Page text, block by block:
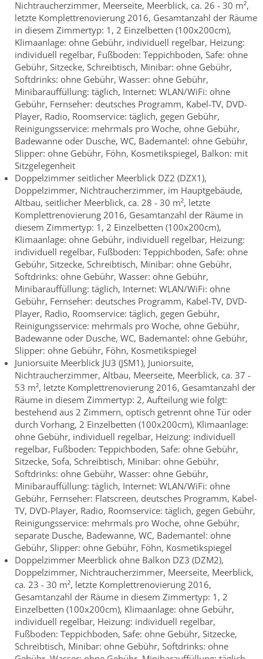
Nichtraucherzimmer, Meerseite, Meerblick, ca. 26 - 30 m²,
letzte Komplettrenovierung 2016, Gesamtanzahl der Räume
in diesem Zimmertyp: 1, 2 Einzelbetten (100x200cm),
Klimaanlage: ohne Gebühr, individuell regelbar, Heizung:
individuell regelbar, Fußboden: Teppichboden, Safe: ohne
Gebühr, Sitzecke, Schreibtisch, Minibar: ohne Gebühr,
Softdrinks: ohne Gebühr, Wasser: ohne Gebühr,
Minibarauffüllung: täglich, Internet: WLAN/WiFi: ohne
Gebühr, Fernseher: deutsches Programm, Kabel-TV, DVD-
Player, Radio, Roomservice: täglich, gegen Gebühr,
Reinigungsservice: mehrmals pro Woche, ohne Gebühr,
Badewanne oder Dusche, WC, Bademantel: ohne Gebühr,
Slipper: ohne Gebühr, Föhn, Kosmetikspiegel, Balkon: mit
Sitzgelegenheit
Doppelzimmer seitlicher Meerblick DZ2 (DZX1),
Doppelzimmer, Nichtraucherzimmer, im Hauptgebäude,
Altbau, seitlicher Meerblick, ca. 28 - 30 m², letzte
Komplettrenovierung 2016, Gesamtanzahl der Räume in
diesem Zimmertyp: 1, 2 Einzelbetten (100x200cm),
Klimaanlage: ohne Gebühr, individuell regelbar, Heizung:
individuell regelbar, Fußboden: Teppichboden, Safe: ohne
Gebühr, Sitzecke, Schreibtisch, Minibar: ohne Gebühr,
Softdrinks: ohne Gebühr, Wasser: ohne Gebühr,
Minibarauffüllung: täglich, Internet: WLAN/WiFi: ohne
Gebühr, Fernseher: deutsches Programm, Kabel-TV, DVD-
Player, Radio, Roomservice: täglich, gegen Gebühr,
Reinigungsservice: mehrmals pro Woche, ohne Gebühr,
Badewanne oder Dusche, WC, Bademantel: ohne Gebühr,
Slipper: ohne Gebühr, Föhn, Kosmetikspiegel
Juniorsuite Meerblick JU3 (JSM1), Juniorsuite,
Nichtraucherzimmer, Altbau, Meerseite, Meerblick, ca. 37 -
53 m², letzte Komplettrenovierung 2016, Gesamtanzahl der
Räume in diesem Zimmertyp: 2, Aufteilung wie folgt:
bestehend aus 2 Zimmern, optisch getrennt ohne Tür oder
durch Vorhang, 2 Einzelbetten (100x200cm), Klimaanlage:
ohne Gebühr, individuell regelbar, Heizung: individuell
regelbar, Fußboden: Teppichboden, Safe: ohne Gebühr,
Sitzecke, Sofa, Schreibtisch, Minibar: ohne Gebühr,
Softdrinks: ohne Gebühr, Wasser: ohne Gebühr,
Minibarauffüllung: täglich, Internet: WLAN/WiFi: ohne
Gebühr, Fernseher: Flatscreen, deutsches Programm, Kabel-
TV, DVD-Player, Radio, Roomservice: täglich, gegen Gebühr,
Reinigungsservice: mehrmals pro Woche, ohne Gebühr,
separate Dusche, Badewanne, WC, Bademantel: ohne
Gebühr, Slipper: ohne Gebühr, Föhn, Kosmetikspiegel
Doppelzimmer Meerblick ohne Balkon DZ3 (DZM2),
Doppelzimmer, Nichtraucherzimmer, Meerseite, Meerblick,
ca. 23 - 30 m², letzte Komplettrenovierung 2016,
Gesamtanzahl der Räume in diesem Zimmertyp: 1, 2
Einzelbetten (100x200cm), Klimaanlage: ohne Gebühr,
individuell regelbar, Heizung: individuell regelbar,
Fußboden: Teppichboden, Safe: ohne Gebühr, Sitzecke,
Schreibtisch, Minibar: ohne Gebühr, Softdrinks: ohne